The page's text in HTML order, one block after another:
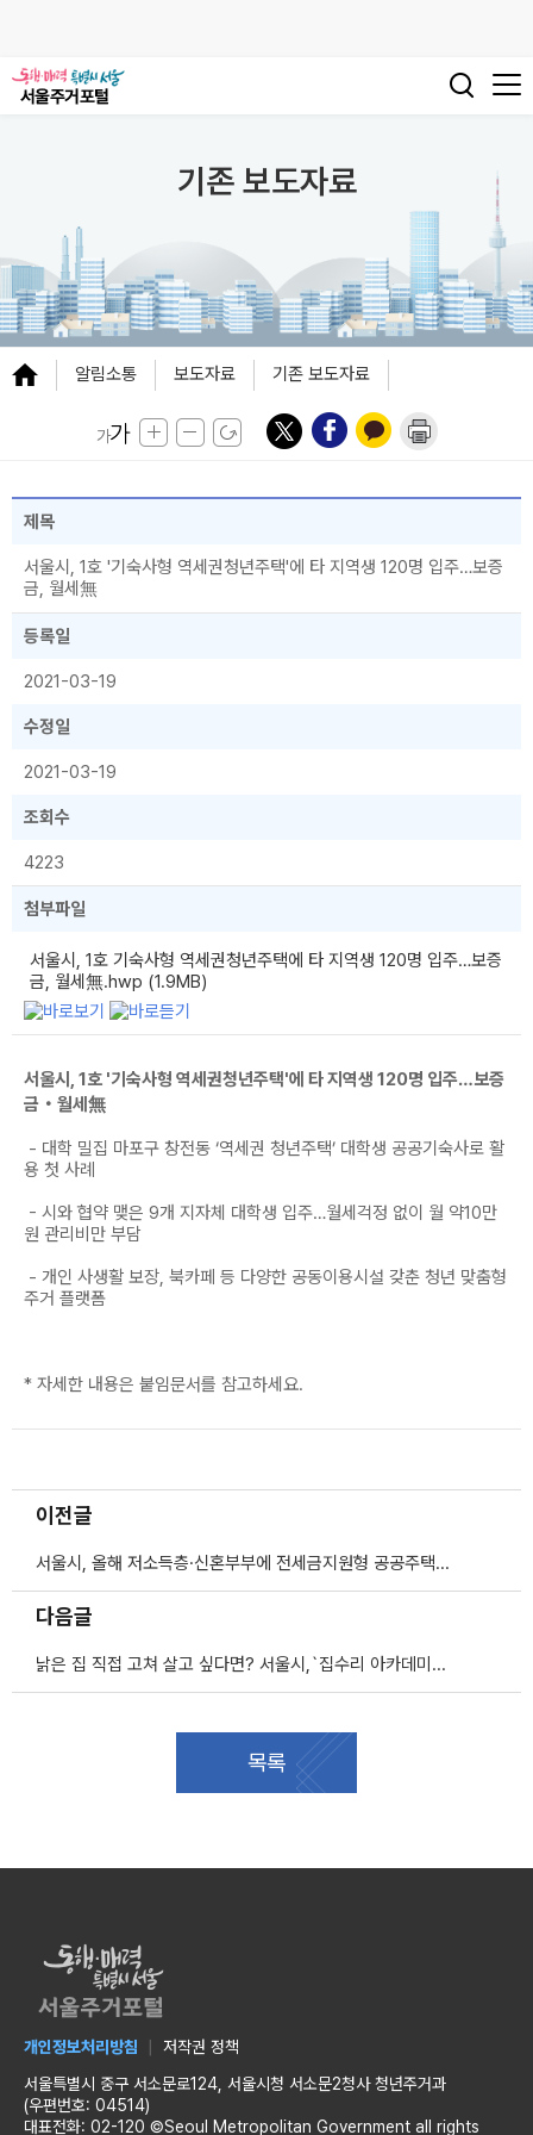
기존 보도자료
알림소통 보도자료 기존 보도자료
제목
서울시, 1호 '기숙사형 역세권청년주택'에 타 지역생 120명 입주…보증
금, 월세無
등록일
2021-03-19
수정일
2021-03-19
조회수
4223
첨부파일
서울시, 1호 기숙사형 역세권청년주택에 타 지역생 120명 입주…보증
금, 월세無.hwp (1.9MB)
서울시, 1호 '기숙사형 역세권청년주택'에 타 지역생 120명 입주…보증
금‧월세無
- 대학 밀집 마포구 창전동 ‘역세권 청년주택’ 대학생 공공기숙사로 활
용 첫 사례
- 시와 협약 맺은 9개 지자체 대학생 입주…월세걱정 없이 월 약10만
원 관리비만 부담
- 개인 사생활 보장, 북카페 등 다양한 공동이용시설 갖춘 청년 맞춤형
주거 플랫폼
* 자세한 내용은 붙임문서를 참고하세요.
이전글
서울시, 올해 저소득층·신혼부부에 전세금지원형 공공주택 2,800호…신청접수
다음글
낡은 집 직접 고쳐 살고 싶다면? 서울시,`집수리 아카데미`수강생 모집
목록
개인정보처리방침
저작권 정책
서울특별시 중구 서소문로124, 서울시청 서소문2청사 청년주거과
(우편번호: 04514)
대표전화: 02-120 ©Seoul Metropolitan Government all rights